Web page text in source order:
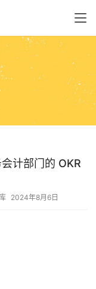
计部门的 OKR
2024年8月6日